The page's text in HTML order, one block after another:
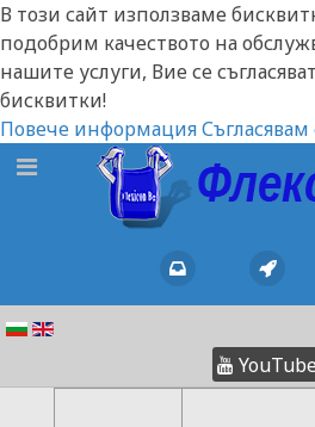
В този сайт използваме
подобрим качеството на
нашите услуги, Вие се
бисквитки!
Повече информацияСъгласявам
YouTube